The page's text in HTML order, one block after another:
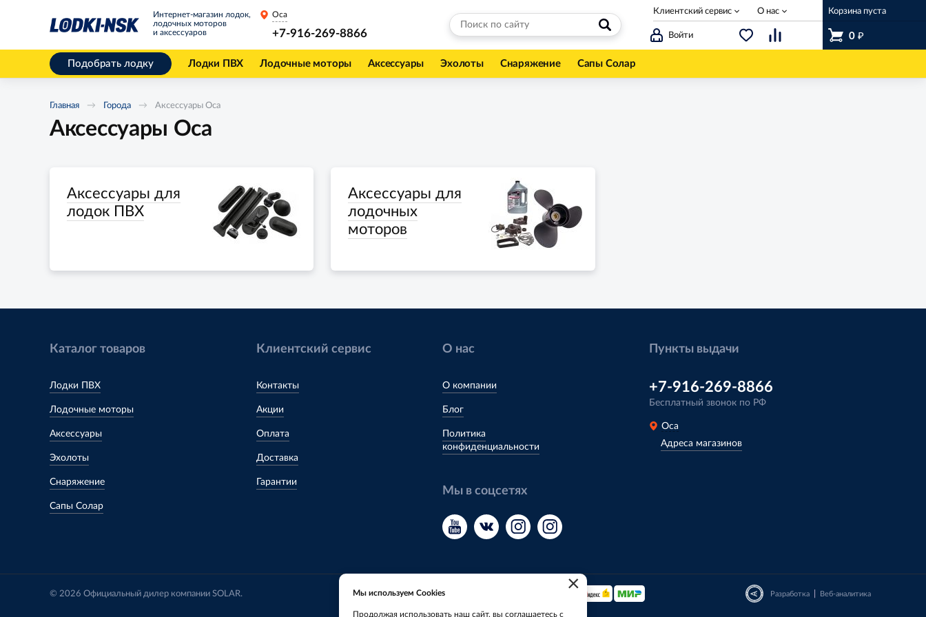
Интернет-магазин лодок,
лодочных моторов
и аксессуаров
Войти
Корзина пуста
0 ₽
Оса
+7-916-269-8866
Клиентский сервис О нас
Подобрать лодку Лодки ПВХ Лодочные моторы Аксессуары Эхолоты Снаряжение Сапы Солар
Главная Города Аксессуары Оса
Аксессуары Оса
Аксессуары для
лодок ПВХ
Аксессуары для
лодочных
моторов
Каталог товаров
Лодки ПВХ
Лодочные моторы
Аксессуары
Эхолоты
Снаряжение
Сапы Солар
Клиентский сервис
Контакты
Акции
Оплата
Доставка
Гарантии
О нас
О компании
Блог
Политика
конфиденциальности
Мы в соцсетях
Пункты выдачи
+7-916-269-8866
Бесплатный звонок по РФ
Оса
Адреса магазинов
© 2026 Официальный дилер компании SOLAR. Мы принимаем: Разработка Веб-аналитика
×
Мы используем Cookies
Продолжая использовать наш сайт, вы соглашаетесь с